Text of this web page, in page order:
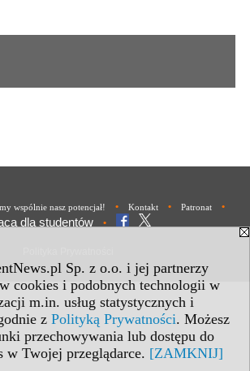
Sp. z o.o. i jej partnerzy
cookies i podobnych technologii w
m.in. usług statystycznych i
z Polityką Prywatności. Możesz
przechowywania lub dostępu do
w Twojej przeglądarce. [ZAMKNIJ]
wspólnie nasz potencjał! • Kontakt • Patronat •
dla studentów •